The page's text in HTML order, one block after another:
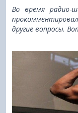
Во время радио-
другие вопросы.
Муай тай